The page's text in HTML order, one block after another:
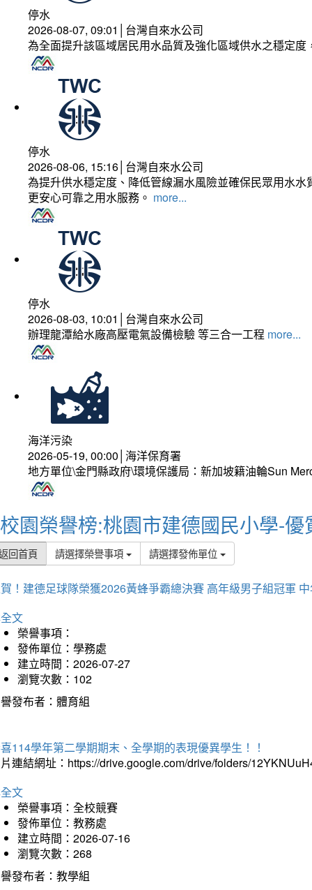
停水
2026-08-07, 09:01│台灣自來水公司
為全面提升該區域居民用水品質及強化區域供水之穩定
停水
2026-08-06, 15:16│台灣自來水公司
為提升供水穩定度、降低管線漏水風險並確保民眾用水
更安心可靠之用水服務。 more...
停水
2026-08-03, 10:01│台灣自來水公司
辦理龍潭給水廠高壓電氣設備檢驗 等三合一工程 more...
海洋污染
2026-05-19, 00:00│海洋保育署
地方單位\金門縣政府\環境保護局：新加坡籍油輪Sun
校園榮譽榜:桃園市建德國民小學-優
回首頁 請選擇榮譽事項 請選擇發佈單位
！建德足球隊榮獲2026黃蜂爭霸總決賽 高年級男子組冠軍
文
榮譽事項：
發佈單位：學務處
建立時間：2026-07-27
瀏覽次數：102
發布者：體育組
114學年第二學期期末、全學期的表現優異學生！！
連結網址：https://drive.google.com/drive/folders/
文
榮譽事項：全校競賽
發佈單位：教務處
建立時間：2026-07-16
瀏覽次數：268
發布者：教學組